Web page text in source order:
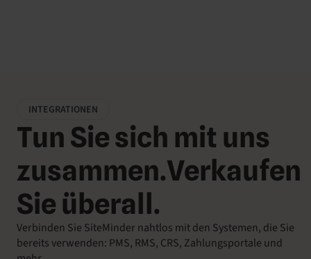
INTEGRATIONEN
Tun Sie sich mit uns
zusammen.Verkaufen
Sie überall.
Verbinden Sie SiteMinder nahtlos mit den Systemen, die Sie
bereits verwenden: PMS, RMS, CRS, Zahlungsportale und